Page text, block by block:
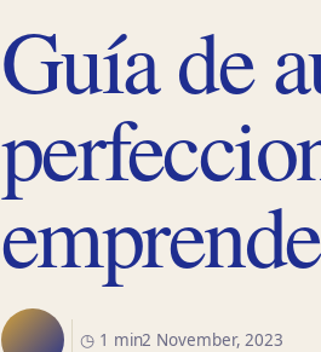
Guía de
◷ 1 min2 November, 2023